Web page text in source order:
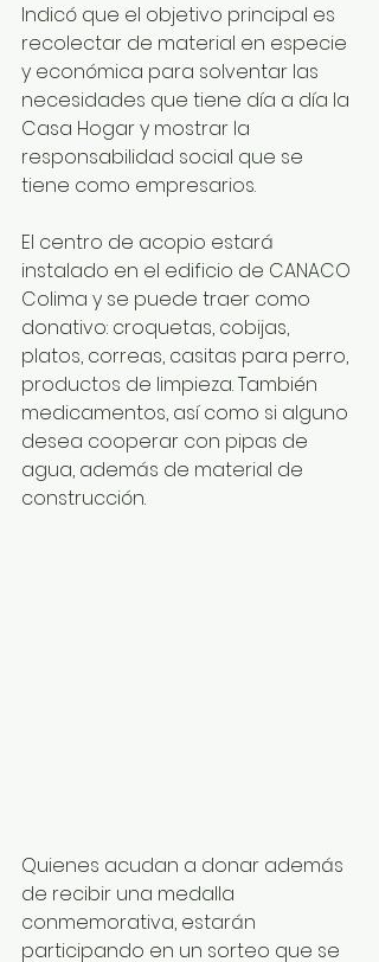
Indicó que el objetivo principal es
recolectar de material en especie
y económica para solventar las
necesidades que tiene día a día la
Casa Hogar y mostrar la
responsabilidad social que se
tiene como empresarios.
El centro de acopio estará
instalado en el edificio de CANACO
Colima y se puede traer como
donativo: croquetas, cobijas,
platos, correas, casitas para perro,
productos de limpieza. También
medicamentos, así como si alguno
desea cooperar con pipas de
agua, además de material de
construcción.
Quienes acudan a donar además
de recibir una medalla
conmemorativa, estarán
participando en un sorteo que se